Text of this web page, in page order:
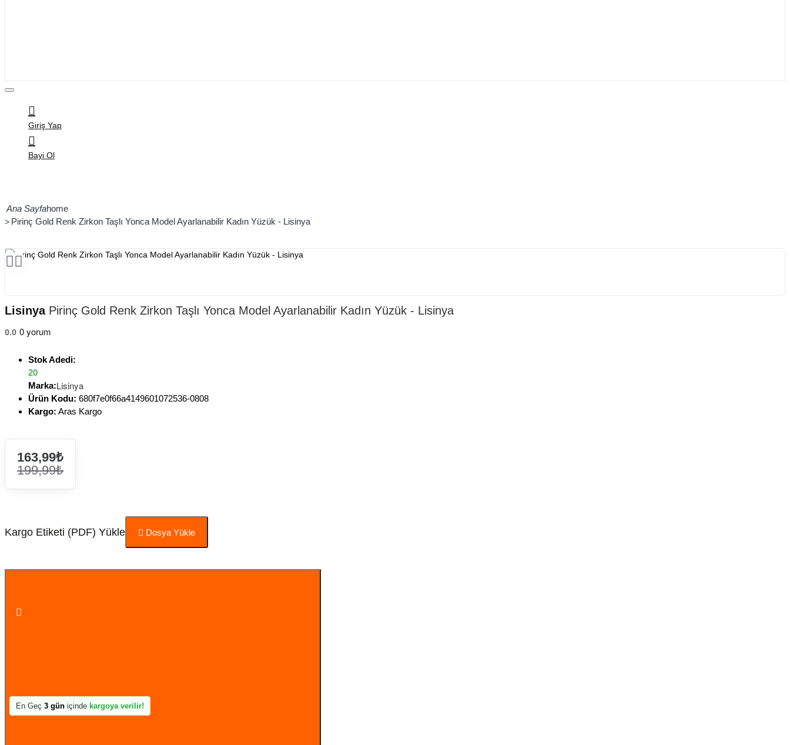
Giriş Yap
Bayi Ol
home
Pirinç Gold Renk Zirkon Taşlı Yonca Model Ayarlanabilir Kadın Yüzük - Lisinya
LisinyaPirinç Gold Renk Zirkon Taşlı Yonca Model Ayarlanabilir Kadın Yüzük - Lisinya
0.0 0 yorum
Stok Adedi:
20
Marka:Lisinya
Ürün Kodu: 680f7e0f66a4149601072536-0808
Kargo: Aras Kargo
163,99₺
199,99₺
Kargo Etiketi (PDF) Yükle Dosya Yükle
En Geç 3 gün içinde kargoya verilir!